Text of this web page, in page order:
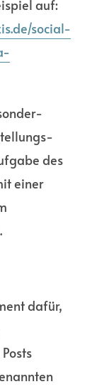
auf:
social-
des
einer
dafür,